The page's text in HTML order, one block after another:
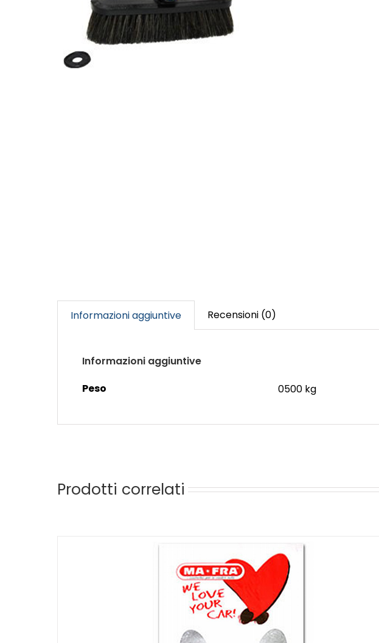
Informazioni aggiuntive Recensioni (0)
Informazioni aggiuntive
Peso
0500 kg
Prodotti correlati